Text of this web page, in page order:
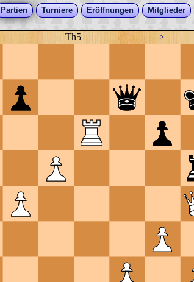
Partien Turniere Eröffnungen Mitglieder
Th5 >